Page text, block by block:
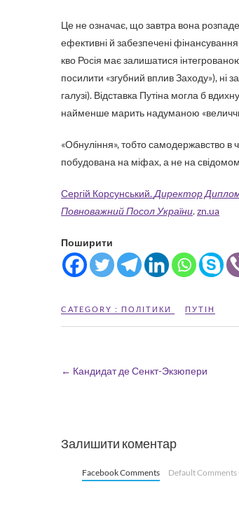
Це не означає, що завтра вона
ефективні й забезпечені
кво Росія має залишатися
посилити «згубний вплив Заходу»), ні
галузі). Відставка Путіна могла б
найменше марить надуманою
«Обнуління», тобто самодержавство в
побудована на міфах, а не на
Сергій Корсунський.Директор
Повноважний Посол України.zn.ua
Поширити
CATEGORY : ПОЛІТИКИ ПУТІН
← Кандидат де Сенкт-Экзюпери
Залишити коментар
Facebook Comments Default Comments